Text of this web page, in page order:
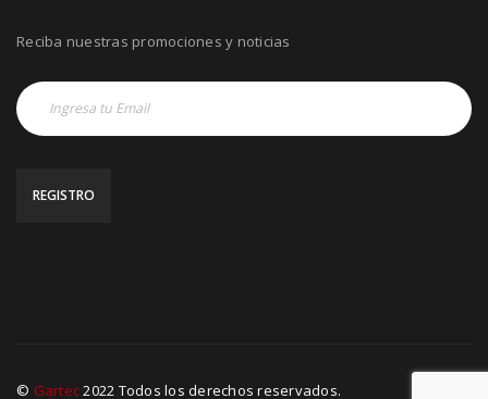
Reciba nuestras promociones y noticias
© Gartec2022 Todos los derechos reservados.